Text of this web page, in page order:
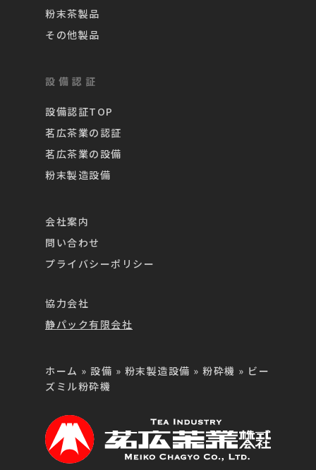
粉末茶製品
その他製品
設備認証
設備認証TOP
茗広茶業の認証
茗広茶業の設備
粉末製造設備
会社案内
問い合わせ
プライバシーポリシー
協力会社
静パック有限会社
ホーム » 設備 » 粉末製造設備 » 粉砕機 » ビー
ズミル粉砕機